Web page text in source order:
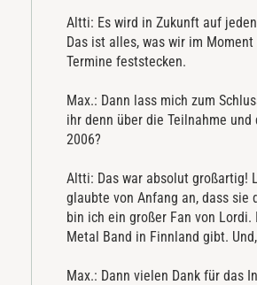
Altti: Es wird in Zukunft auf
Das ist alles, was wir im
Termine feststecken.
Max.: Dann lass mich zum
ihr denn über die Teilnahme
2006?
Altti: Das war absolut großartig!
glaubte von Anfang an, dass sie
bin ich ein großer Fan von
Metal Band in Finnland gibt.
Max.: Dann vielen Dank für das